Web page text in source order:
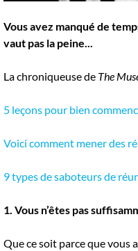
Vous avez manqué de
vaut pas la peine...
La chroniqueuse de The
5 leçons pour bien
Voici comment mener des
9 types de saboteurs de
1. Vous n’êtes pas
Que ce soit parce que vous